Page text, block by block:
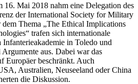
16. Mai 2018 nahm eine Delegation des
der International Society for Military
Thema „The Ethical Implications
trafen sich internationale
Infanterieakademie in Toledo und
aus. Dabei war das
Europäer beschränkt. Auch
Australien, Neuseeland oder China
die Diskussion.